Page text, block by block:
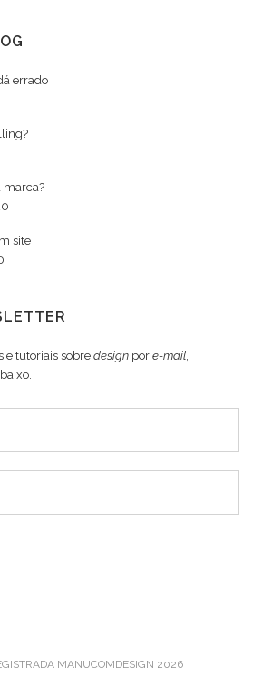
errado
marca?
site
e tutoriais sobre design por e-mail,
MANUCOMDESIGN 2026